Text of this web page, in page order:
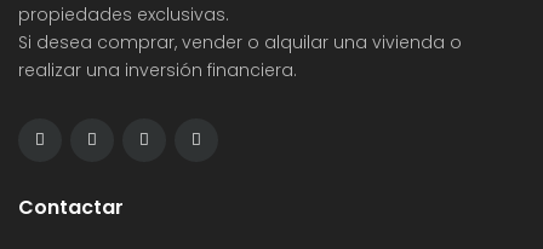
propiedades exclusivas.
Si desea comprar, vender o alquilar una vivienda o
realizar una inversión financiera.
Contactar